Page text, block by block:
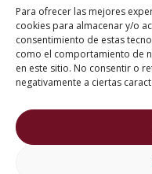
Para ofrecer las mejores
cookies para almacenar y/o
consentimiento de estas
como el comportamiento de
en este sitio. No consentir o
negativamente a ciertas
puntuación para
9.4/10
basado en
Valoraciones
eKomi
2026 ® Estudios